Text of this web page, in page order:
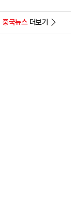
중국뉴스더보기